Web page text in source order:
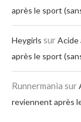
après le sport
Heygirls surAcide
après le sport
Runnermania sur
reviennent après